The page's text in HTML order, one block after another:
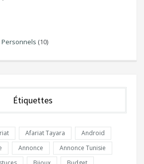
Personnels (10)
Étiquettes
Afariat Tayara
Android
Annonce
Annonce Tunisie